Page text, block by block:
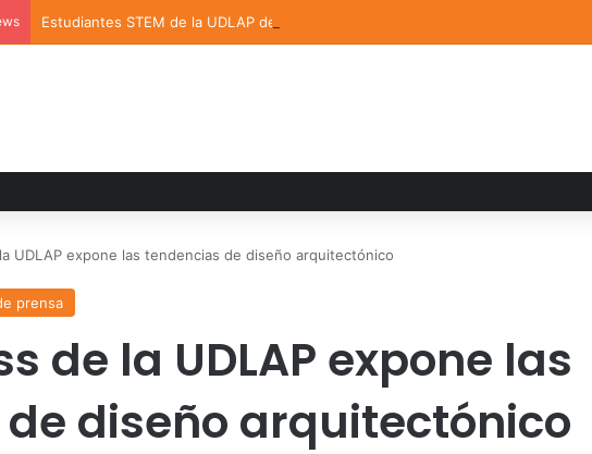
Estudiantes STEM de la UDLAP destacan en el MUTVI 2026
UDLAP expone las tendencias de diseño arquitectónico
prensa
de la UDLAP expone las
diseño arquitectónico